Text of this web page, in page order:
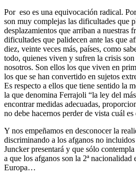
Por eso es una equivocación radical.
son muy complejas las dificultades que
desplazamientos que arriban a nuestras
dificultades que palidecen ante las que
diez, veinte veces más, países, como
todo, quienes viven y sufren la crisis
nosotros. Son ellos los que viven en
los que se han convertido en sujetos
Es respecto a ellos que tiene sentido la
la que denomina Ferrajoli “la ley del
encontrar medidas adecuadas,
no debe hacernos perder de vista cuál
Y nos empeñamos en desconocer la
discriminando a los afganos no
Juncker presentará y que sólo
a que los afganos son la 2ª nacionalidad
Europa…